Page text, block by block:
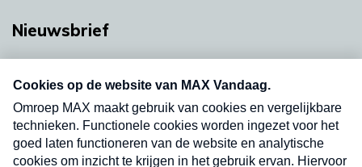
Nieuwsbrief
nieuwsbrief. Elke vrijdag- en dinsdagochtend in
uw mailbox.
Verzend